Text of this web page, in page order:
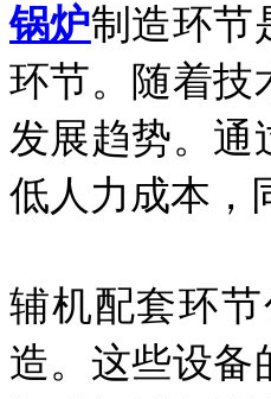
锅炉制造环节
环节。随着技
发展趋势。通
低人力成本，
辅机配套环
造。这些设备